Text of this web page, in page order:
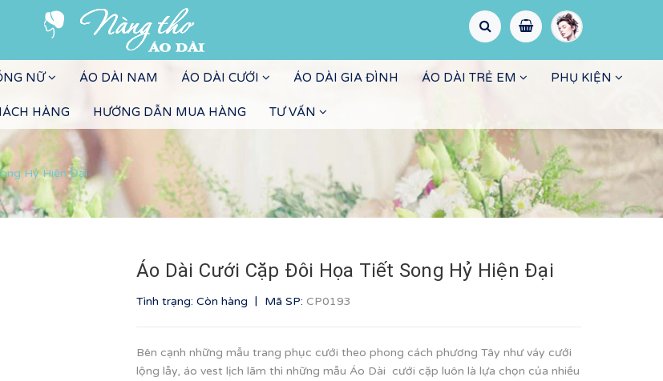
NỮ ÁO DÀI NAM ÁO DÀI CƯỚI ÁO DÀI GIA ĐÌNH ÁO DÀI TRẺ EM PHỤ KIỆN
HÀNG HƯỚNG DẪN MUA HÀNG TƯ VẤN
Hỷ Hiện Đại
Áo Dài Cưới Cặp Đôi Họa Tiết Song Hỷ Hiện Đại
Tình trạng: Còn hàng | Mã SP: CP0193
Bên cạnh những mẫu trang phục cưới theo phong cách phương Tây như váy cưới
lộng lẫy, áo vest lịch lãm thì những mẫu Áo Dài cưới cặp luôn là lựa chọn của nhiều